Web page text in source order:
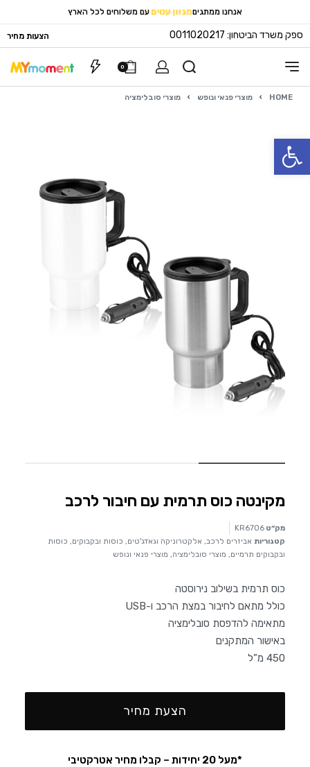
פתח סרגל נגישות
אנחנו ממתגים מתנות לעובדים
מגוון עטים עם משלוחים לכל הארץ
ספק משרד הביטחון: 0011020217 הצעות מחיר
0
HOME
› מוצרי פנאי ונופש › מוצרי סובלימציה
מקינטה כוס תרמית עם חיבור לרכב
מק״ט KR6706
קטגוריות אביזרים לרכב אלקטרוניקה וגאדג'טים כוסות ובקבוקים כוסות
ובקבוקים תרמיים מוצרי סובלימציה מוצרי פנאי ונופש
כוס תרמית בשילוב נירוסטה
כולל מתאם לחיבור במצת הרכב ו-USB
מתאימה להדפסת סובלימציה
באישור המתקנים
450 מ”ל
הצעת מחיר
*מעל 20 יחידות – קבלו מחיר אטרקטיבי